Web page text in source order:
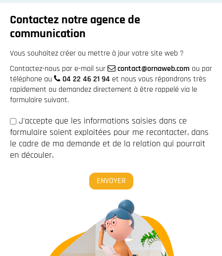
Contactez notre agence de
communication
Vous souhaitez créer ou mettre à jour votre site web ?
Contactez-nous par e-mail sur
contact@ornaweb.com ou par
téléphone au
04 22 46 21 94 et nous vous répondrons très
rapidement ou demandez directement à être rappelé via le
formulaire suivant.
J'accepte que les informations saisies dans ce
formulaire soient exploitées pour me recontacter, dans
le cadre de ma demande et de la relation qui pourrait
en découler.